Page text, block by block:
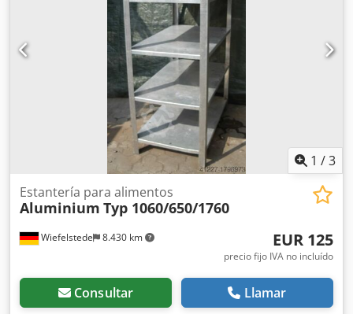
1 /3
Wiefelstede 8.430 km
Estantería para alimentos
Aluminium Typ 1060/650/1760
EUR 125
precio fijo IVA no incluído
Consultar Llamar